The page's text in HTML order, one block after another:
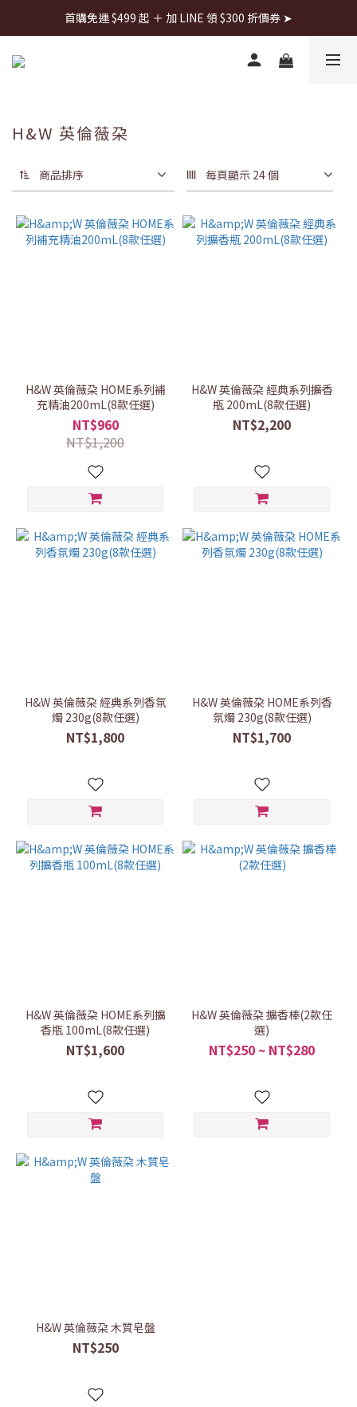
首購免運 $499 起 ＋ 加 LINE 領 $300 折價券 ➤
首購免運 $499 起 ＋ 加 LINE 領 $300 折價券 ➤
H&W 英倫薇朶
商品排序 每頁顯示 24 個
H&W 英倫薇朶 HOME系列補
充精油200mL(8款任選)
NT$960
NT$1,200
H&W 英倫薇朶 經典系列擴香
瓶 200mL(8款任選)
NT$2,200
H&W 英倫薇朶 經典系列香氛
燭 230g(8款任選)
NT$1,800
H&W 英倫薇朶 HOME系列香
氛燭 230g(8款任選)
NT$1,700
H&W 英倫薇朶 HOME系列擴
香瓶 100mL(8款任選)
NT$1,600
H&W 英倫薇朶 擴香棒(2款任
選)
NT$250 ~ NT$280
H&W 英倫薇朶 木質皂盤
NT$250